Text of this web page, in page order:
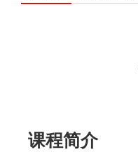
课程简介